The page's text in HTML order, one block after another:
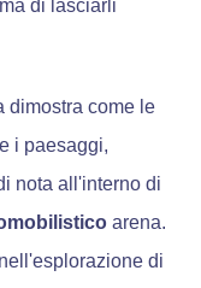
di lasciarli
dimostra come le
i paesaggi,
nota all'interno di
arena.
di